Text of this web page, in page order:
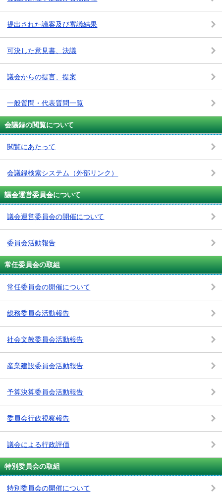
提出された議案及び審議結果
可決した意見書、決議
議会からの提言、提案
一般質問・代表質問一覧
会議録の閲覧について
閲覧にあたって
会議録検索システム （外部リンク）
議会運営委員会について
議会運営委員会の開催について
委員会活動報告
常任委員会の取組
常任委員会の開催について
総務委員会活動報告
社会文教委員会活動報告
産業建設委員会活動報告
予算決算委員会活動報告
委員会行政視察報告
議会による行政評価
特別委員会の取組
特別委員会の開催について